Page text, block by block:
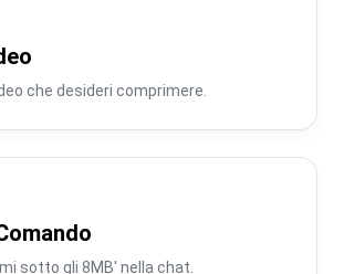
che desideri comprimere.
sotto gli 8MB' nella chat.